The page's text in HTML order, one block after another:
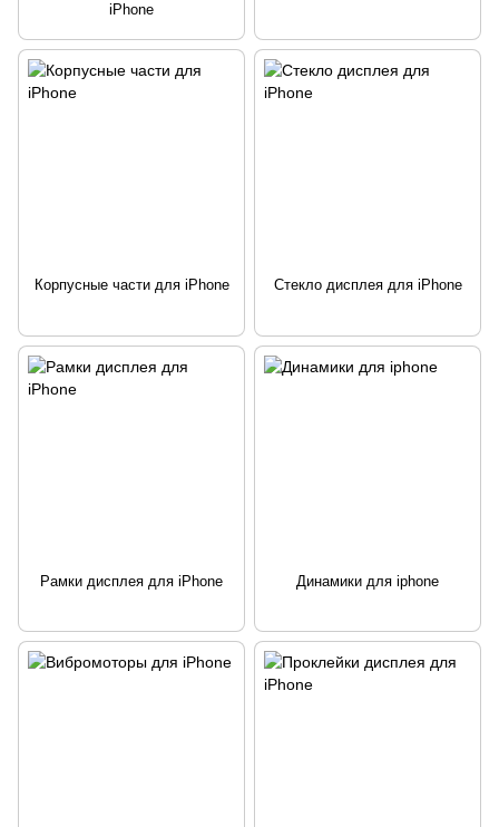
iPhone
Корпусные части для iPhone Стекло дисплея для iPhone
Рамки дисплея для iPhone Динамики для iphone